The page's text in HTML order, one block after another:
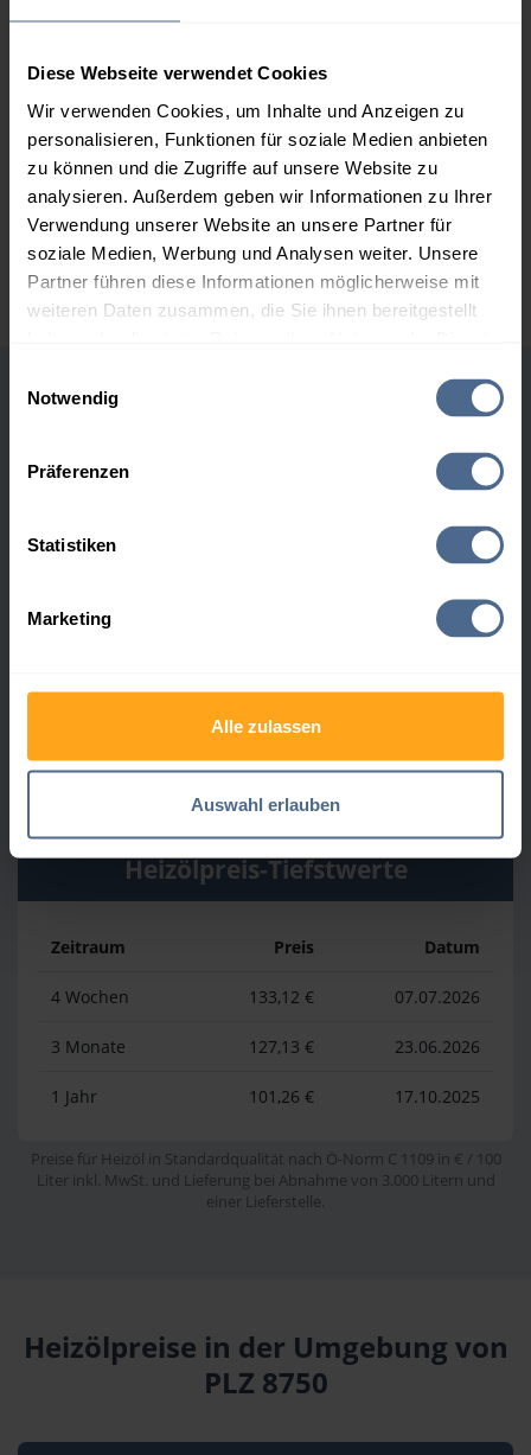
Diese Webseite verwendet Cookies
Wir verwenden Cookies, um Inhalte und Anzeigen zu
personalisieren, Funktionen für soziale Medien anbieten
zu können und die Zugriffe auf unsere Website zu
analysieren. Außerdem geben wir Informationen zu Ihrer
Verwendung unserer Website an unsere Partner für
soziale Medien, Werbung und Analysen weiter. Unsere
Partner führen diese Informationen möglicherweise mit
weiteren Daten zusammen, die Sie ihnen bereitgestellt
Notwendig
Präferenzen
Statistiken
Marketing
Alle zulassen
Auswahl erlauben
2.000 Liter
3.000 Liter
158,21 €
158,21 €
0,00 €
5.000 Liter
156,70 €
156,70 €
Preise für Heizöl in Standardqualität nach Ö-Norm C 1109 in € / 100
Liter inkl. MwSt. und Lieferung bei einer Lieferstelle.
Höchst- und Tiefststände der
Heizölpreise in Judenburg
Heizölpreis-Höchstwerte
Zeitraum Datum
169,23 €
1 Jahr 193,13 € 03.04.2026
Heizölpreis-Tiefstwerte
Zeitraum Preis Datum
4 Wochen 133,12 € 07.07.2026
3 Monate 127,13 € 23.06.2026
1 Jahr 101,26 € 17.10.2025
Preise für Heizöl in Standardqualität nach Ö-Norm C 1109 in € / 100
Liter inkl. MwSt. und Lieferung bei Abnahme von 3.000 Litern und
einer Lieferstelle.
Heizölpreise in der Umgebung von
PLZ 8750